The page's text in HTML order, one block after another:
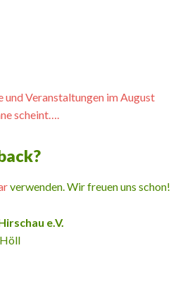
Veranstaltungen im August
scheint….
verwenden. Wir freuen uns schon!
e.V.